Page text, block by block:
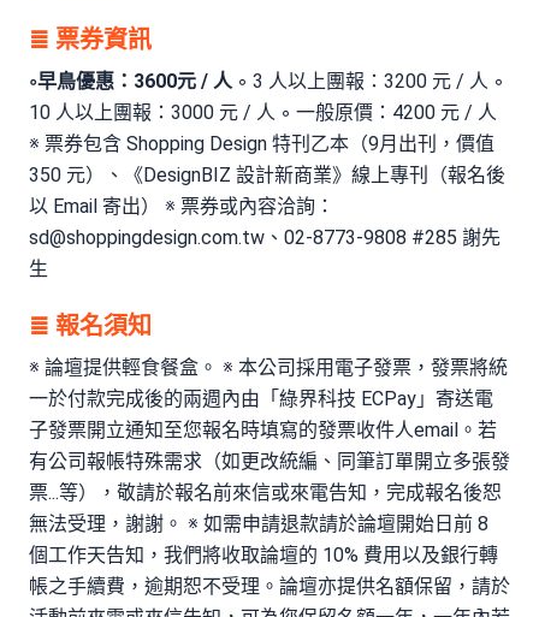
≣ 票券資訊
◦早鳥優惠：3600元 / 人 ◦ 3 人以上團報：3200 元 / 人 ◦
10 人以上團報：3000 元 / 人 ◦ 一般原價：4200 元 / 人
※ 票券包含 Shopping Design 特刊乙本（9月出刊，價值
350 元）、《DesignBIZ 設計新商業》線上專刊（報名後
以 Email 寄出） ※ 票券或內容洽詢：
sd@shoppingdesign.com.tw 、02-8773-9808 #285 謝先
生
≣ 報名須知
※ 論壇提供輕食餐盒。 ※ 本公司採用電子發票，發票將統
一於付款完成後的兩週內由「綠界科技 ECPay」寄送電
子發票開立通知至您報名時填寫的發票收件人email。若
有公司報帳特殊需求（如更改統編、同筆訂單開立多張發
票...等），敬請於報名前來信或來電告知，完成報名後恕
無法受理，謝謝。 ※ 如需申請退款請於論壇開始日前 8
個工作天告知，我們將收取論壇的 10% 費用以及銀行轉
帳之手續費，逾期恕不受理。論壇亦提供名額保留，請於